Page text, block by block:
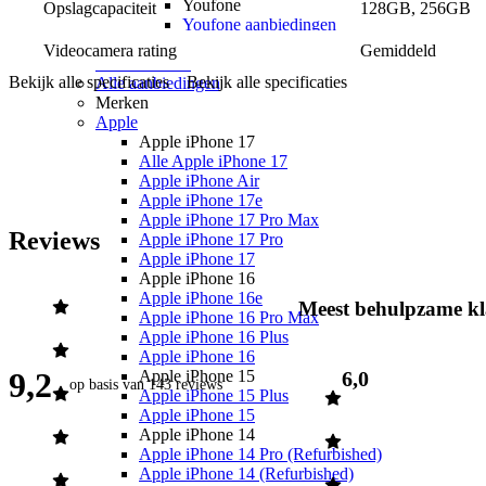
Youfone
Youfone aanbiedingen
Alle telefoons
Alle aanbiedingen
Merken
Apple
Apple iPhone 17
Alle Apple iPhone 17
Apple iPhone Air
Apple iPhone 17e
Apple iPhone 17 Pro Max
Apple iPhone 17 Pro
Apple iPhone 17
Apple iPhone 16
Apple iPhone 16e
Apple iPhone 16 Pro Max
Apple iPhone 16 Plus
Apple iPhone 16
Apple iPhone 15
Apple iPhone 15 Plus
Apple iPhone 15
Apple iPhone 14
Apple iPhone 14 Pro (Refurbished)
Apple iPhone 14 (Refurbished)
Opslagcapaciteit 128GB, 256GB
Videocamera rating
Gemiddeld
Bekijk alle specificaties
Bekijk alle specificaties
Reviews
9,2 op basis van143 reviews
Meest behulpzame
6,0